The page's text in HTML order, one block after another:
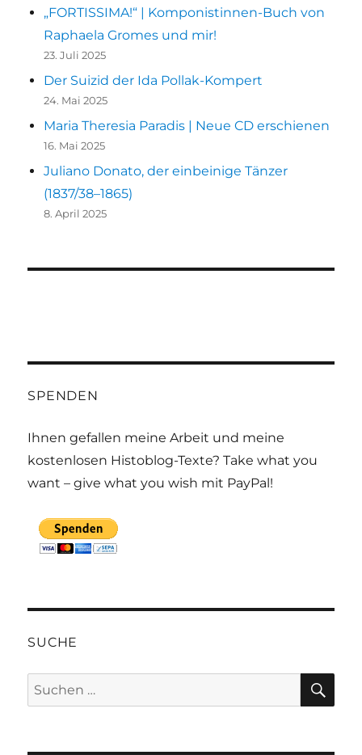
„FORTISSIMA!“ | Komponistinnen-Buch von
Raphaela Gromes und mir!
23. Juli 2025
Der Suizid der Ida Pollak-Kompert
24. Mai 2025
Maria Theresia Paradis | Neue CD erschienen
16. Mai 2025
Juliano Donato, der einbeinige Tänzer
(1837/38–1865)
8. April 2025
SPENDEN
Ihnen gefallen meine Arbeit und meine
kostenlosen Histoblog-Texte? Take what you
want – give what you wish mit PayPal!
SUCHE
Suchen
nach: